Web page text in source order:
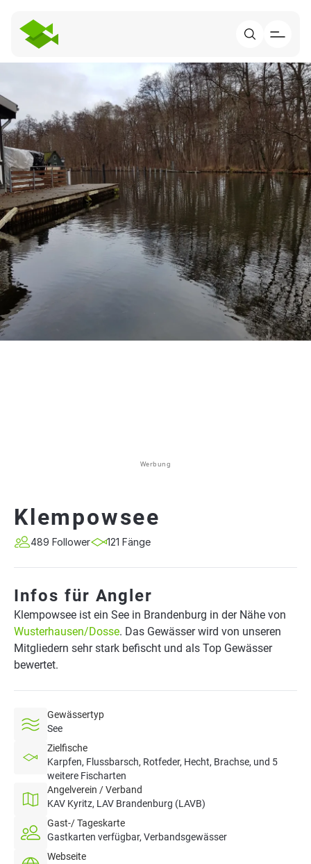
Werbung
Klempowsee
489 Follower 121 Fänge
Infos für Angler
Klempowsee ist ein See in Brandenburg in der Nähe von
Wusterhausen/Dosse. Das Gewässer wird von unseren
Mitgliedern sehr stark befischt und als Top Gewässer
bewertet.
Gewässertyp
See
Zielfische
Karpfen, Flussbarsch, Rotfeder, Hecht, Brachse, und 5
weitere Fischarten
Angelverein / Verband
KAV Kyritz, LAV Brandenburg (LAVB)
Gast-/ Tageskarte
Gastkarten verfügbar, Verbandsgewässer
Webseite